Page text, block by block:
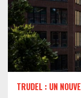
TRUDEL : UN